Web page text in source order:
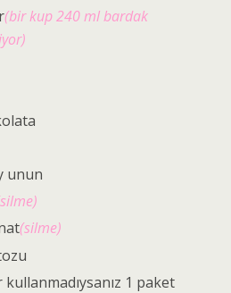
(bir kup 240 ml bardak
unun
(silme)
1 paket